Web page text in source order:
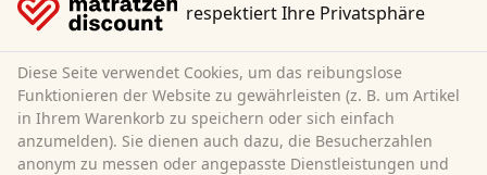
Kostenloser Versand
Sofort lieferbar
Mehr erfahren
respektiert Ihre Privatsphäre
Diese Seite verwendet Cookies, um das reibungslose
Funktionieren der Website zu gewährleisten (z. B. um Artikel
in Ihrem Warenkorb zu speichern oder sich einfach
anzumelden). Sie dienen auch dazu, die Besucherzahlen
anonym zu messen oder angepasste Dienstleistungen und